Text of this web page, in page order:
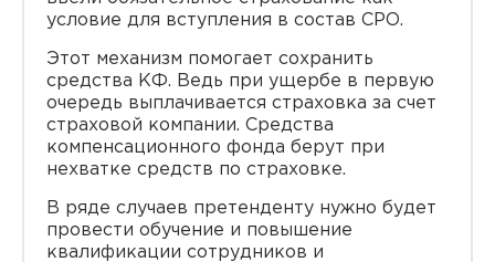
условие для вступления в состав СРО.
Этот механизм помогает сохранить
средства КФ. Ведь при ущербе в первую
очередь выплачивается страховка за счет
страховой компании. Средства
компенсационного фонда берут при
нехватке средств по страховке.
В ряде случаев претенденту нужно будет
провести обучение и повышение
квалификации сотрудников и